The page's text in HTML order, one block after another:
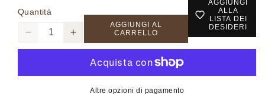
Quantità
Diminuisci
quantità
Pantalone
Aumenta
quantità
Pantalone
donna
AGGIUNGI AL
CARRELLO
AGGIUNGI
ALLA
LISTA DEI
DESIDERI
Altre opzioni di pagamento